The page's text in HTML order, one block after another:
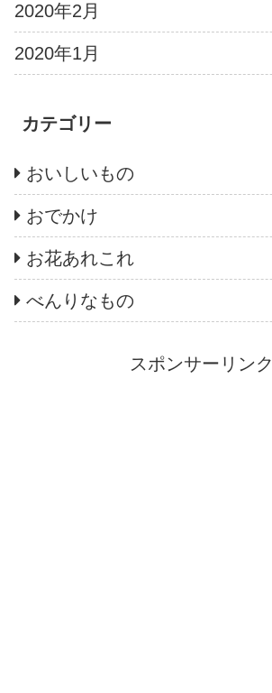
2020年2月
2020年1月
カテゴリー
おいしいもの
おでかけ
お花あれこれ
べんりなもの
スポンサーリンク